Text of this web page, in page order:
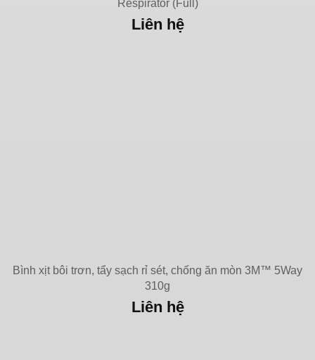
Respirator (Full)
Liên hệ
Bình xịt bôi trơn, tẩy sạch rỉ sét, chống ăn mòn 3M™ 5Way
310g
Liên hệ